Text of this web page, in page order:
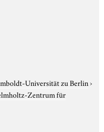
Universität zu Berlin›
Zentrum für